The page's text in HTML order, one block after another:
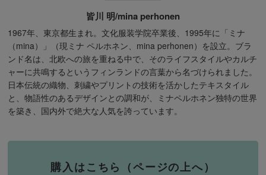
皆川 明/mina perhonen
1967年、東京都生まれ。文化服装学院卒業後、1995年に「ミナ
（mina）」（現ミナ ペルホネン、mina perhonen）を設立。ブラ
ンド名は、北欧への旅を重ねる中で、そのライフスタイルやカルチ
ャーに共鳴するというフィンランドの言葉から名づけられました。
日本伝統の織物、刺繍やプリントの技術を活かしたテキスタイル
と、物語性のあるデザインとの調和が、ミナペルホネン独特の世界
を築き、国内外で絶大な人気を誇っています。
購入はこちら（ページの上へ）